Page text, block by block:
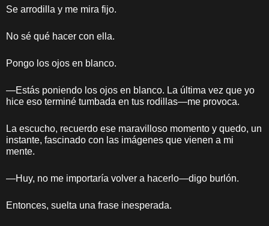
Se arrodilla y me mira fijo.
No sé qué hacer con ella.
Pongo los ojos en blanco.
—Estás poniendo los ojos en blanco. La última vez que yo
hice eso terminé tumbada en tus rodillas—me provoca.
La escucho, recuerdo ese maravilloso momento y quedo, un
instante, fascinado con las imágenes que vienen a mi
mente.
—Huy, no me importaría volver a hacerlo—digo burlón.
Entonces, suelta una frase inesperada.